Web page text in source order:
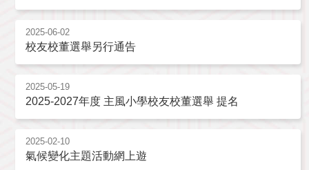
2025-06-02
校友校董選舉另行通告
2025-05-19
2025-2027年度 主風小學校友校董選舉 提名
2025-02-10
氣候變化主題活動網上遊